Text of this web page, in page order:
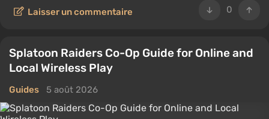
0
Laisser un commentaire
Splatoon Raiders Co-Op Guide for Online and
Local Wireless Play
Guides 5 août 2026